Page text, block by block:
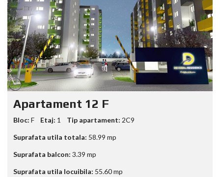
Apartament 12 F
Bloc: F Etaj: 1 Tip apartament: 2C9
Suprafata utila totala: 58.99 mp
Suprafata balcon: 3.39 mp
Suprafata utila locuibila: 55.60mp